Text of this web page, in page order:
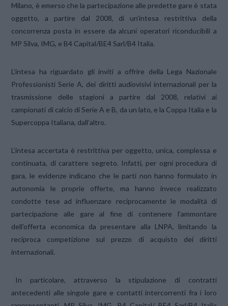
Milano, è emerso che la partecipazione alle predette gare è stata
oggetto, a partire dal 2008, di un’intesa restrittiva della
concorrenza posta in essere da alcuni operatori riconducibili a
MP Silva, IMG, e B4 Capital/BE4 Sarl/B4 Italia.
L’intesa ha riguardato gli inviti a offrire della Lega Nazionale
Professionisti Serie A, dei diritti audiovisivi internazionali per la
trasmissione delle stagioni a partire dal 2008, relativi ai
campionati di calcio di Serie A e B, da un lato, e la Coppa Italia e la
Supercoppa Italiana, dall’altro.
L’intesa accertata è restrittiva per oggetto, unica, complessa e
continuata, di carattere segreto. Infatti, per ogni procedura di
gara, le evidenze indicano che le parti non hanno formulato in
autonomia le proprie offerte, ma hanno invece realizzato
condotte tese ad influenzare reciprocamente le modalità di
partecipazione alle gare al fine di contenere l’ammontare
dell’offerta economica da presentare alla LNPA, limitando la
reciproca competizione sul prezzo di acquisto dei diritti
internazionali.
In particolare, attraverso la stipulazione di contratti
antecedenti alle singole gare e contatti intercorrenti fra i loro